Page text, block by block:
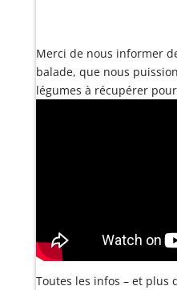
Merci de nous informer
balade, que nous
légumes à récupérer
Toutes les infos – et plus